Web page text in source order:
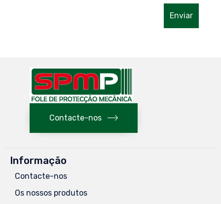
Contacte-nos
Informação
Contacte-nos
Os nossos produtos